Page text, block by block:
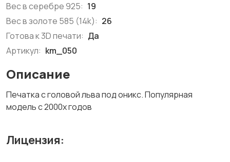
Вес в серебре 925: 19
Вес в золоте 585 (14k): 26
Готова к 3D печати: Да
Артикул: km_050
Описание
Печатка с головой льва под оникс. Популярная
модель с 2000х годов
Лицензия: